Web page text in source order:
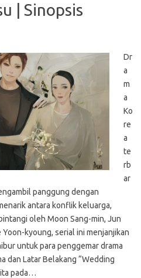
| Sinopsis
Dr
a
m
a
Ko
re
a
te
rb
ar
panggung dengan
antara konflik keluarga,
oleh Moon Sang-min, Jun
kyoung, serial ini menjanjikan
untuk para penggemar drama
dan Latar Belakang “Wedding
pada…